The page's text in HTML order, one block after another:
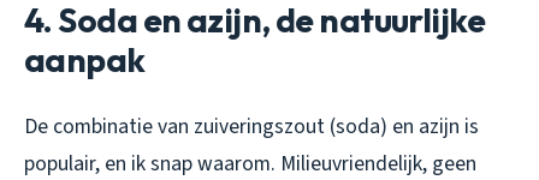
4. Soda en azijn, de natuurlijke
aanpak
De combinatie van zuiveringszout (soda) en azijn is
populair, en ik snap waarom. Milieuvriendelijk, geen